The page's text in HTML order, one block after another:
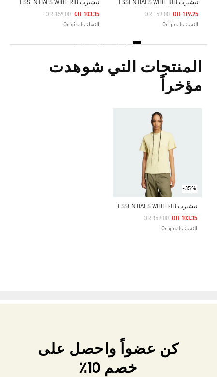
تيشيرت ESSENTIALS WIDE RIB
Price Reduced From
QR 159.00
To QR 119.25
النساء Originals
تيشيرت ESSENTIALS WIDE RIB
Price Reduced From
QR 159.00
To QR 103.35
النساء Originals
المنتجات التي شوهدت
مؤخراً
-35%
تيشيرت ESSENTIALS WIDE RIB
Price Reduced From
QR 159.00
To QR 103.35
النساء Originals
كن عضواً واحصل على
خصم 10٪